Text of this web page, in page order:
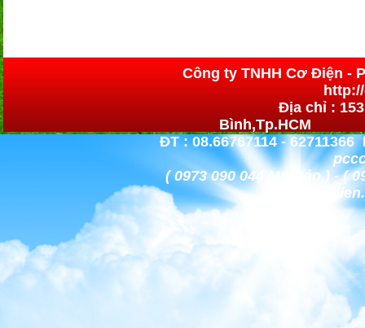
Công ty TNHH Cơ
Địa chỉ :
Bình,Tp.HCM
ĐT : 08.66767114 - 62711366
( 0973 090 044 Mr. Bảo